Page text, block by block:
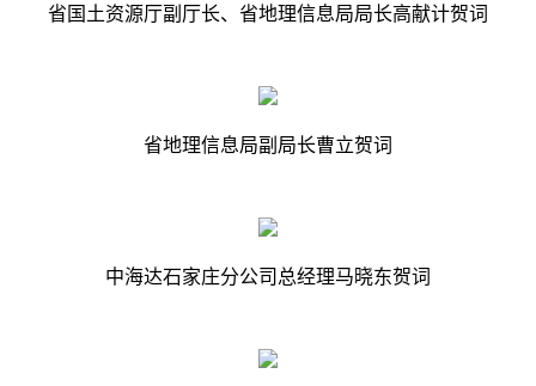
省国土资源厅副厅长、省地理信息局局长高献计贺词
省地理信息局副局长曹立贺词
中海达石家庄分公司总经理马晓东贺词